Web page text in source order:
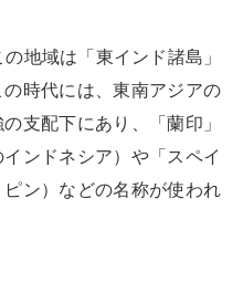
地域は「東インド諸島」
時代には、東南アジアの
支配下にあり、「蘭印」
ンドネシア）や「スペイ
ン）などの名称が使われ